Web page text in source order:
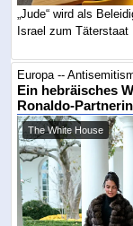
„Jude“ wird als
Israel zum Täterstaat
Europa --
Ein hebräisches
Ronaldo-Partnerin
The White House